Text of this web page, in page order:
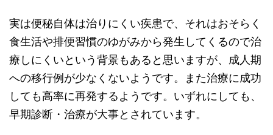
実は便秘自体は治りにくい疾患で、それはおそらく
食生活や排便習慣のゆがみから発生してくるので治
療しにくいという背景もあると思いますが、成人期
への移行例が少なくないようです。また治療に成功
しても高率に再発するようです。いずれにしても、
早期診断・治療が大事とされています。